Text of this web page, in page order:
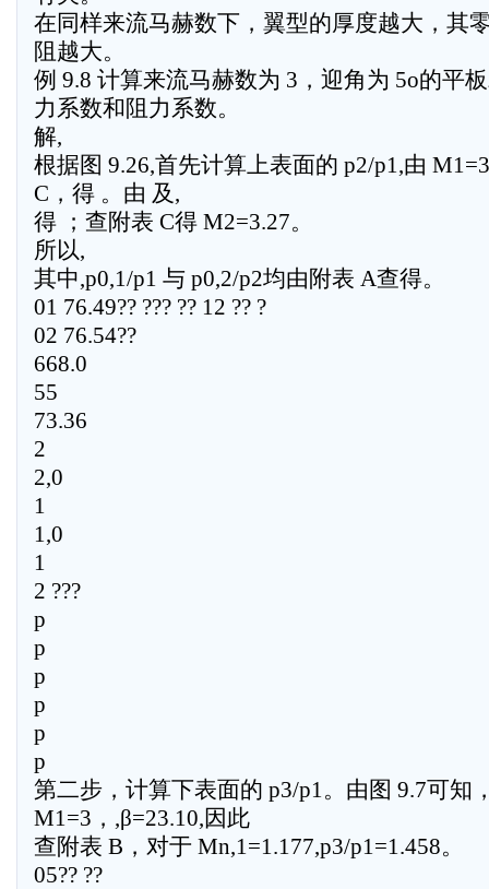
在同样来流马赫数下，翼型的厚度越大，其
阻越大。
例 9.8 计算来流马赫数为 3，迎角为 5o的平
力系数和阻力系数。
解,
根据图 9.26,首先计算上表面的 p2/p1,由
C，得 。由 及,
得 ；查附表 C得 M2=3.27。
所以,
其中,p0,1/p1 与 p0,2/p2均由附表 A查得。
01 76.49?? ??? ?? 12 ?? ?
02 76.54??
668.0
55
73.36
2
2,0
1
1,0
1
2 ???
p
p
p
p
p
p
第二步，计算下表面的 p3/p1。由图 9.7可知
M1=3，,β=23.10,因此
查附表 B，对于 Mn,1=1.177,p3/p1=1.458。
05?? ??